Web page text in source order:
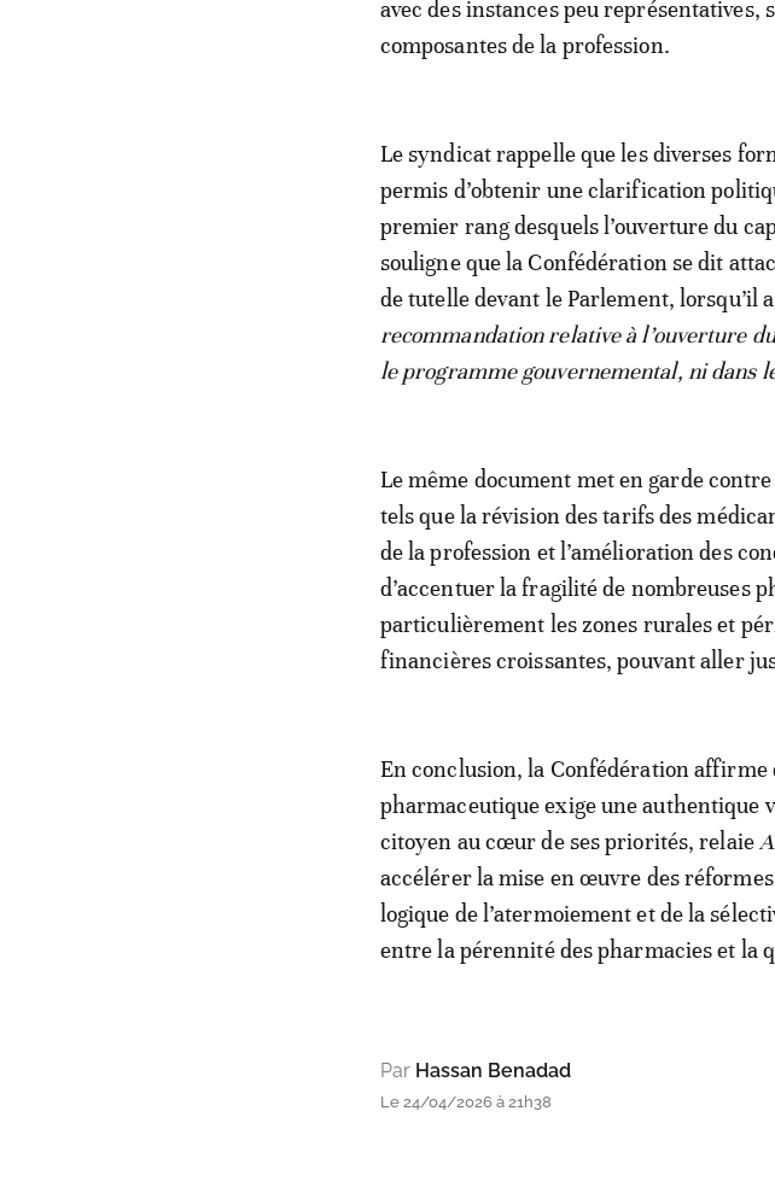
avec des instances peu
composantes de la profession.
Le syndicat rappelle que les diverses
permis d’obtenir une clarification
premier rang desquels l’ouverture du
souligne que la Confédération se dit
de tutelle devant le Parlement, lorsqu’il
recommandation relative à l’ouverture
le programme gouvernemental, ni dans
Le même document met en garde
tels que la révision des tarifs des
de la profession et l’amélioration des
d’accentuer la fragilité de nombreuses
particulièrement les zones rurales et
financières croissantes, pouvant aller
En conclusion, la Confédération affirme
pharmaceutique exige une authentique
citoyen au cœur de ses priorités, relaie
accélérer la mise en œuvre des réformes
logique de l’atermoiement et de la
entre la pérennité des pharmacies et la
Par Hassan Benadad
Le 24/04/2026 à 21h38